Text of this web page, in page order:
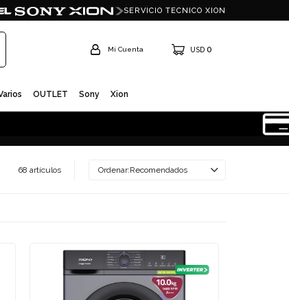
Varios OUTLET Sony Xion
USD 0
SERVICIO TECNICO XION
68 artículos Recomendados